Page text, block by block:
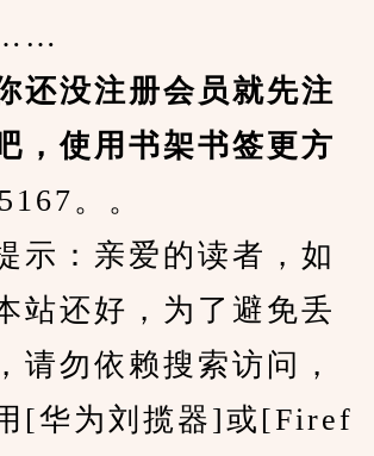
……
没注册会员就先注
，使用书架书签更方
。。
：亲爱的读者，如
站还好，为了避免丢
请勿依赖搜索访问，
[华为刘揽器]或[Firef